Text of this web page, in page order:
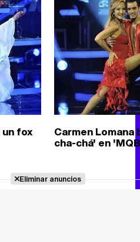
un fox Carmen Lomana
cha-chá' en
Eliminar anuncios